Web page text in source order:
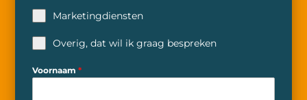
Marketingdiensten
Overig, dat wil ik graag bespreken
Voornaam*